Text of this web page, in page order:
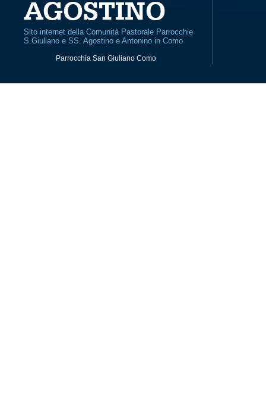
AGOSTINO
Sito internet della Comunità Pastorale Parrocchie
S.Giuliano e SS. Agostino e Antonino in Como
Parrocchia San Giuliano Como